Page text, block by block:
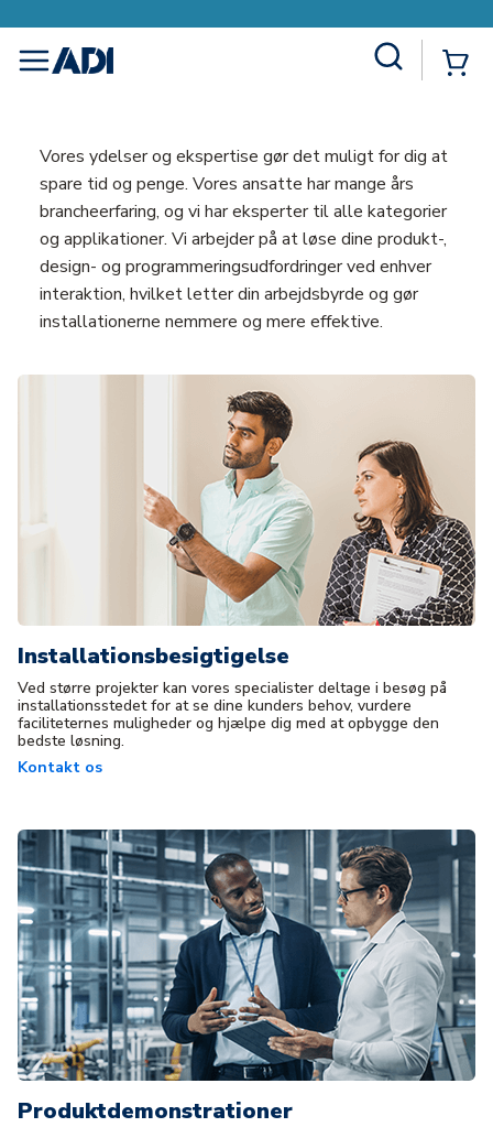
menu
Vores ydelser og ekspertise gør det muligt for dig at
spare tid og penge. Vores ansatte har mange års
brancheerfaring, og vi har eksperter til alle kategorier
og applikationer. Vi arbejder på at løse dine produkt-,
design- og programmeringsudfordringer ved enhver
interaktion, hvilket letter din arbejdsbyrde og gør
installationerne nemmere og mere effektive.
Installationsbesigtigelse
Ved større projekter kan vores specialister deltage i besøg på
installationsstedet for at se dine kunders behov, vurdere
faciliteternes muligheder og hjælpe dig med at opbygge den
bedste løsning.
Kontakt os
Produktdemonstrationer